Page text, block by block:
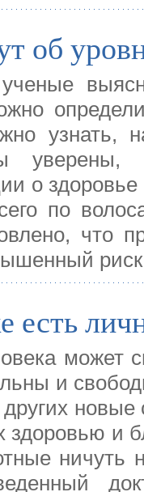
об
ученые
узнать,
о
по
что
может
и
других
здоровью и
ничуть